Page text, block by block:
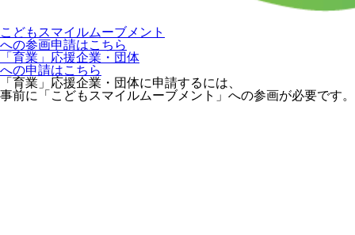
こどもスマイルムーブメント
への参画申請はこちら
「育業」応援企業・団体
への申請はこちら
「育業」応援企業・団体に申請するには、
事前に「こどもスマイルムーブメント」への参画が必要です。